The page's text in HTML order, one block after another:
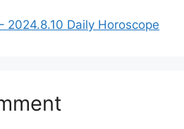
2024.8.10 Daily Horoscope